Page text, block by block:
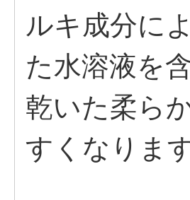
ルキ成分に
た水溶液を
乾いた柔ら
すくなります